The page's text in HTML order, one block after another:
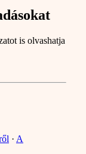
is olvashatja
· A